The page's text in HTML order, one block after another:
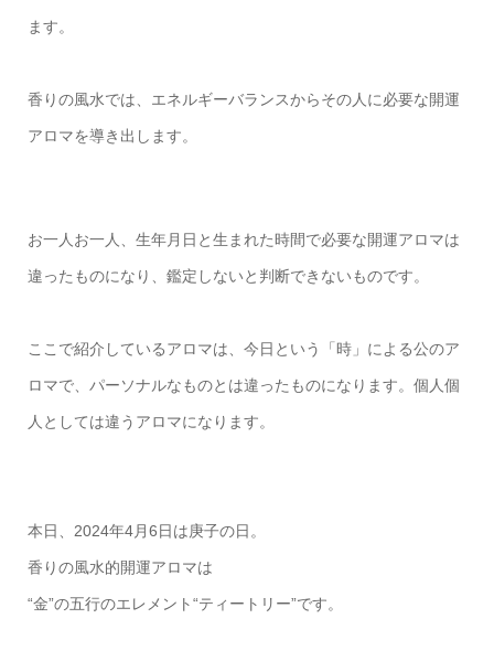
ます。
香りの風水では、エネルギーバランスからその人に必要な開運
アロマを導き出します。
お一人お一人、生年月日と生まれた時間で必要な開運アロマは
違ったものになり、鑑定しないと判断できないものです。
ここで紹介しているアロマは、今日という「時」による公のア
ロマで、パーソナルなものとは違ったものになります。個人個
人としては違うアロマになります。
本日、2024年4月6日は庚子の日。
香りの風水的開運アロマは
“金”の五行のエレメント“ティートリー”です。